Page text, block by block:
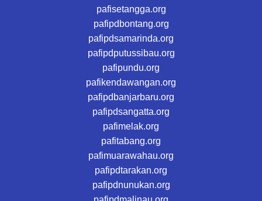
pafisetangga.org
pafipdbontang.org
pafipdsamarinda.org
pafipdputussibau.org
pafipundu.org
pafikendawangan.org
pafipdbanjarbaru.org
pafipdsangatta.org
pafimelak.org
pafitabang.org
pafimuarawahau.org
pafipdtarakan.org
pafipdnunukan.org